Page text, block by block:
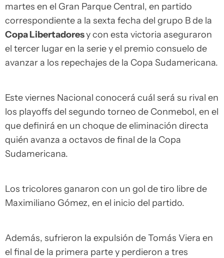
martes en el Gran Parque Central, en partido
correspondiente a la sexta fecha del grupo B de la
Copa Libertadoresy con esta victoria aseguraron
el tercer lugar en la serie y el premio consuelo de
avanzar a los repechajes de la Copa Sudamericana.
Este viernes Nacional conocerá cuál será su rival en
los playoffs del segundo torneo de Conmebol, en el
que definirá en un choque de eliminación directa
quién avanza a octavos de final de la Copa
Sudamericana.
Los tricolores ganaron con un gol de tiro libre de
Maximiliano Gómez, en el inicio del partido.
Además, sufrieron la expulsión de Tomás Viera en
el final de la primera parte y perdieron a tres